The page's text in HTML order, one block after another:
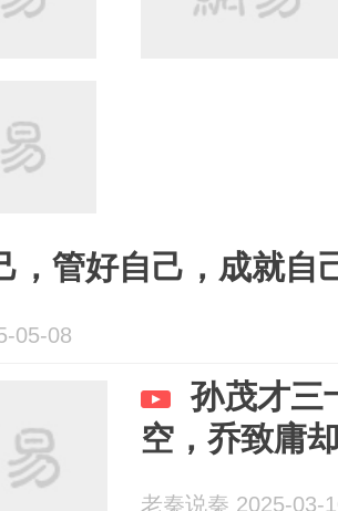
，管好自己，成就自
05-08
孙茂才三
空，乔致庸
老秦说秦 2025-03-